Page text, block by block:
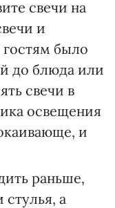
свечи на
и
гостям было
до блюда или
свечи в
освещения
и
раньше,
а